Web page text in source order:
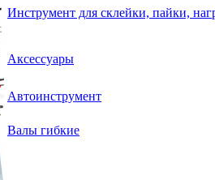
Инструмент для склейки, пайки,
Аксессуары
Автоинструмент
Валы гибкие